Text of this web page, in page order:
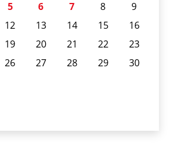
5 6 7 8
9
12 13 14 15
16
19 20 21 22
23
26 27 28 29
30